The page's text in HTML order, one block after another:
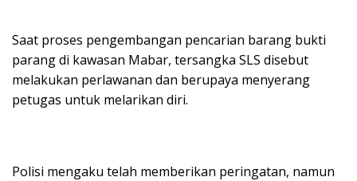
Saat proses pengembangan pencarian barang bukti
parang di kawasan Mabar, tersangka SLS disebut
melakukan perlawanan dan berupaya menyerang
petugas untuk melarikan diri.
Polisi mengaku telah memberikan peringatan, namun